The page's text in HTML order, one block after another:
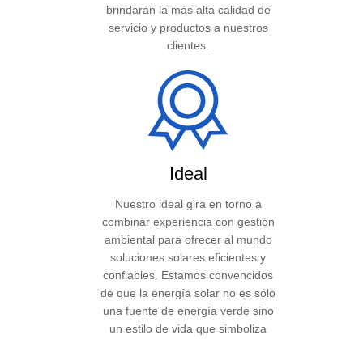
brindarán la más alta calidad de
servicio y productos a nuestros
clientes.
Ideal
Nuestro ideal gira en torno a
combinar experiencia con gestión
ambiental para ofrecer al mundo
soluciones solares eficientes y
confiables. Estamos convencidos
de que la energía solar no es sólo
una fuente de energía verde sino
un estilo de vida que simboliza